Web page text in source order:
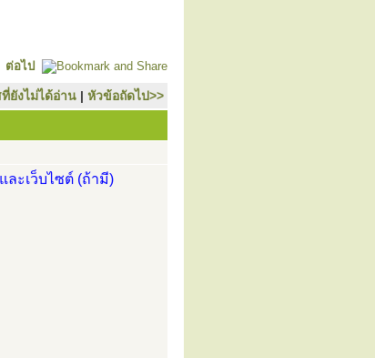
ต่อไป
ยังไม่ได้อ่าน | หัวข้อถัดไป>>
ะเว็บไซต์ (ถ้ามี)